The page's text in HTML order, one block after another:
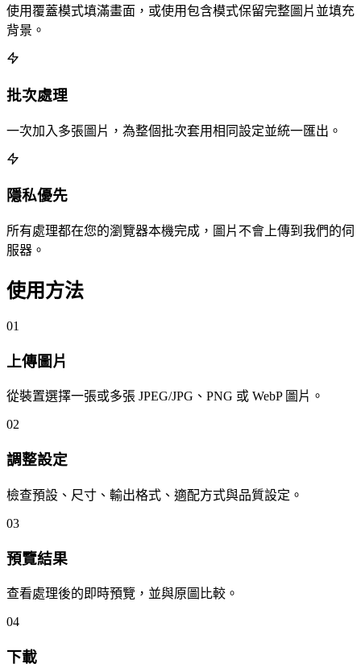
使用覆蓋模式填滿畫面，或使用包含模式保留完整圖片並填充
背景。
批次處理
一次加入多張圖片，為整個批次套用相同設定並統一匯出。
隱私優先
所有處理都在您的瀏覽器本機完成，圖片不會上傳到我們的伺
服器。
使用方法
01
上傳圖片
從裝置選擇一張或多張 JPEG/JPG、PNG 或 WebP 圖片。
02
調整設定
檢查預設、尺寸、輸出格式、適配方式與品質設定。
03
預覽結果
查看處理後的即時預覽，並與原圖比較。
04
下載